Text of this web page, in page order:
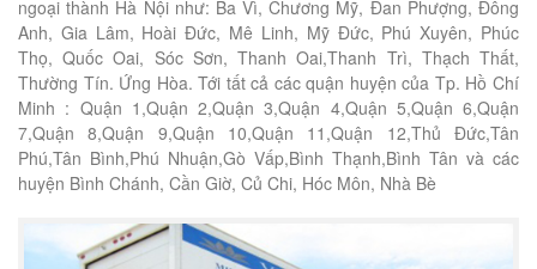
ngoại thành Hà Nội như: Ba Vì, Chương Mỹ, Đan Phượng, Đông
Anh, Gia Lâm, Hoài Đức, Mê Linh, Mỹ Đức, Phú Xuyên, Phúc
Thọ, Quốc Oai, Sóc Sơn, Thanh Oai,Thanh Trì, Thạch Thất,
Thường Tín. Ứng Hòa. Tới tất cả các quận huyện của Tp. Hồ Chí
Minh : Quận 1,Quận 2,Quận 3,Quận 4,Quận 5,Quận 6,Quận
7,Quận 8,Quận 9,Quận 10,Quận 11,Quận 12,Thủ Đức,Tân
Phú,Tân Bình,Phú Nhuận,Gò Vấp,Bình Thạnh,Bình Tân và các
huyện Bình Chánh, Cần Giờ, Củ Chi, Hóc Môn, Nhà Bè